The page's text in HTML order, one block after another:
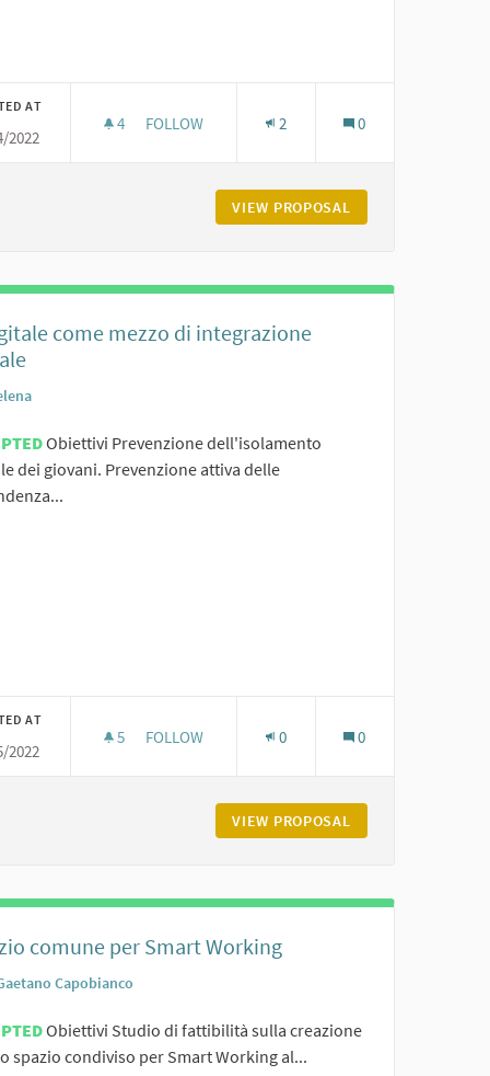
AT
2022
4 4 FOLLOWERS
FOLLOW 2 0
VIEW PROPOSAL
IN AIUTO ALLA DIDATTICA E PER LA COOPERAZIONE TRA PARI
DOCENTI - LA TECNOLOGIA IN AIUTO ALLA DIDATTICA E
come mezzo di integrazione
Obiettivi Prevenzione dell'isolamento
dei giovani. Prevenzione attiva delle
AT
2022
5 5 FOLLOWERS
FOLLOW 0 0
VIEW PROPOSAL
comune per Smart Working
Capobianco
Obiettivi Studio di fattibilità sulla creazione
spazio condiviso per Smart Working al...